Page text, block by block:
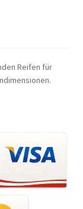
Reifen für